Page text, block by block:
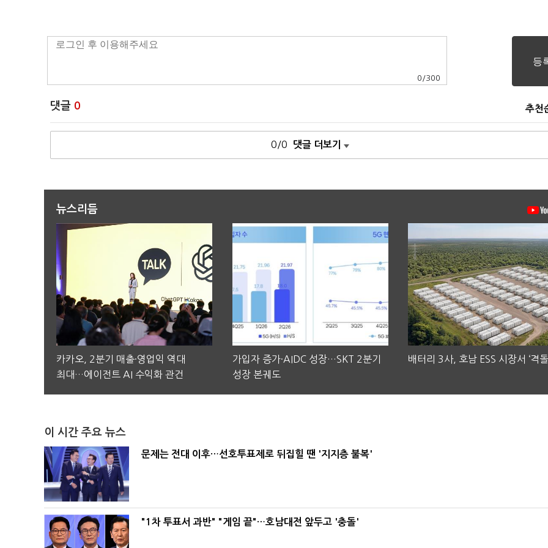
0 /300
댓글 0 추천
0/0 댓글 더보기
뉴스리듬
카카오, 2분기 매출·영업익 역대
최대…에이전트 AI 수익화 관건
가입자 증가·AIDC 성장…SKT 2분기
성장 본궤도
배터리 3사, 호남 ESS 시장서 ‘격돌
이 시간 주요 뉴스
문제는 전대 이후…선호투표제로 뒤집힐 땐 '지지층 불복'
"1차 투표서 과반" "게임 끝"…호남대전 앞두고 '충돌'